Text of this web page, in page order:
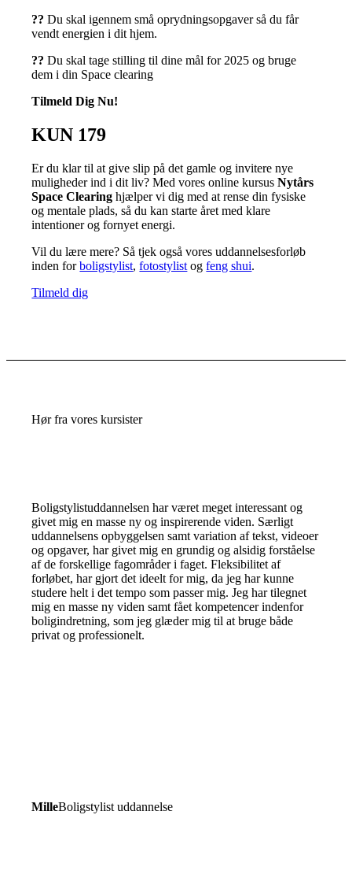
??Du skal igennem små oprydningsopgaver så du får
vendt energien i dit hjem.
?? Du skal tage stilling til dine mål for 2025 og bruge
dem i din Space clearing
Tilmeld Dig Nu!
KUN 179
Er du klar til at give slip på det gamle og invitere nye
muligheder ind i dit liv? Med vores online kursusNytårs
Space Clearing hjælper vi dig med at rense din fysiske
og mentale plads, så du kan starte året med klare
intentioner og fornyet energi.
Vil du lære mere? Så tjek også vores uddannelsesforløb
inden forboligstylist,fotostylist ogfeng shui.
Tilmeld dig
Hør fra vores kursister
Boligstylistuddannelsen har været meget interessant og
givet mig en masse ny og inspirerende viden. Særligt
uddannelsens opbyggelsen samt variation af tekst, videoer
og opgaver, har givet mig en grundig og alsidig forståelse
af de forskellige fagområder i faget. Fleksibilitet af
forløbet, har gjort det ideelt for mig, da jeg har kunne
studere helt i det tempo som passer mig. Jeg har tilegnet
mig en masse ny viden samt fået kompetencer indenfor
boligindretning, som jeg glæder mig til at bruge både
privat og professionelt.
MilleBoligstylist uddannelse